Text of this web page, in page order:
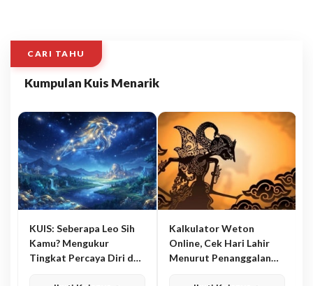
CARI TAHU
Kumpulan Kuis Menarik
KUIS: Seberapa Leo Sih
Kamu? Mengukur
Tingkat Percaya Diri dan
Kalkulator Weton
Online, Cek Hari Lahir
Menurut Penanggalan